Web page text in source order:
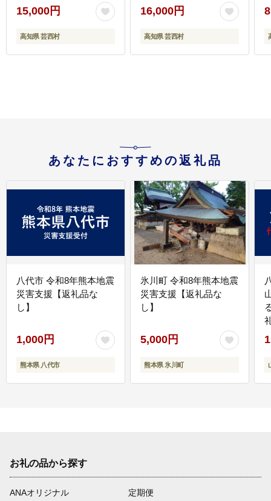
しらぎく＞
15,000円
高知県 芸西村
16,000円
高知県 芸西村
あなたにおすすめの返礼品
八代市 令和8年熊本地震
災害支援【返礼品な
し】
1,000円
熊本県 八代市
氷川町 令和8年熊本地震
災害支援【返礼品な
し】
5,000円
熊本県 氷川町
お礼の品から探す
ANAオリジナル
定期便